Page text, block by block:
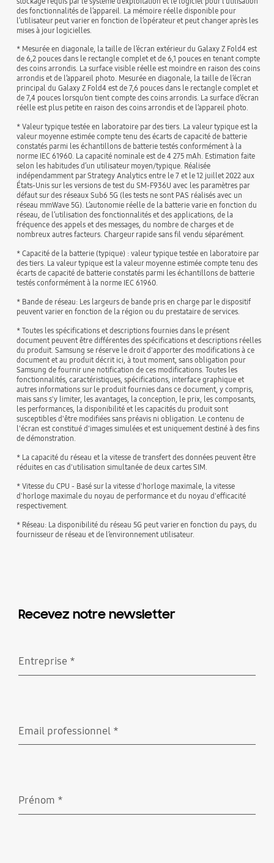
des fonctionnalités de l’appareil. La mémoire réelle disponible pour
l’utilisateur peut varier en fonction de l’opérateur et peut changer après les
mises à jour logicielles.
* Mesurée en diagonale, la taille de l’écran extérieur du Galaxy Z Fold4 est
de 6,2 pouces dans le rectangle complet et de 6,1 pouces en tenant compte
des coins arrondis. La surface visible réelle est moindre en raison des coins
arrondis et de l’appareil photo. Mesurée en diagonale, la taille de l’écran
principal du Galaxy Z Fold4 est de 7,6 pouces dans le rectangle complet et
de 7,4 pouces lorsqu’on tient compte des coins arrondis. La surface d’écran
réelle est plus petite en raison des coins arrondis et de l’appareil photo.
* Valeur typique testée en laboratoire par des tiers. La valeur typique est la
valeur moyenne estimée compte tenu des écarts de capacité de batterie
constatés parmi les échantillons de batterie testés conformément à la
norme IEC 61960. La capacité nominale est de 4 275 mAh. Estimation faite
selon les habitudes d’un utilisateur moyen/typique. Réalisée
indépendamment par Strategy Analytics entre le 7 et le 12 juillet 2022 aux
États-Unis sur les versions de test du SM-F936U avec les paramètres par
défaut sur des réseaux Sub6 5G (les tests ne sont PAS réalisés avec un
réseau mmWave 5G). L’autonomie réelle de la batterie varie en fonction du
réseau, de l’utilisation des fonctionnalités et des applications, de la
fréquence des appels et des messages, du nombre de charges et de
nombreux autres facteurs. Chargeur rapide sans fil vendu séparément.
* Capacité de la batterie (typique) : valeur typique testée en laboratoire par
des tiers. La valeur typique est la valeur moyenne estimée compte tenu des
écarts de capacité de batterie constatés parmi les échantillons de batterie
testés conformément à la norme IEC 61960.
* Bande de réseau: Les largeurs de bande pris en charge par le dispositif
peuvent varier en fonction de la région ou du prestataire de services.
* Toutes les spécifications et descriptions fournies dans le présent
document peuvent être différentes des spécifications et descriptions réelles
du produit. Samsung se réserve le droit d'apporter des modifications à ce
document et au produit décrit ici, à tout moment, sans obligation pour
Samsung de fournir une notification de ces modifications. Toutes les
fonctionnalités, caractéristiques, spécifications, interface graphique et
autres informations sur le produit fournies dans ce document, y compris,
mais sans s'y limiter, les avantages, la conception, le prix, les composants,
les performances, la disponibilité et les capacités du produit sont
susceptibles d'être modifiées sans préavis ni obligation. Le contenu de
l'écran est constitué d'images simulées et est uniquement destiné à des fins
de démonstration.
* La capacité du réseau et la vitesse de transfert des données peuvent être
réduites en cas d'utilisation simultanée de deux cartes SIM.
* Vitesse du CPU - Basé sur la vitesse d'horloge maximale, la vitesse
d'horloge maximale du noyau de performance et du noyau d'efficacité
respectivement.
* Réseau: La disponibilité du réseau 5G peut varier en fonction du pays, du
fournisseur de réseau et de l’environnement utilisateur.
Recevez notre newsletter
Entreprise *
Email professionnel *
Prénom *